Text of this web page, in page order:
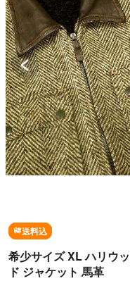
送料込
希少サイズ XL ハリウ
ド ジャケット 馬革